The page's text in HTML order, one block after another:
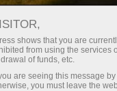
กับ
สูงสุด
โบนัส 30%
สำหรับทุกการ
shows that you are
from using the services
of funds, etc.
are seeing this message
you must leave the